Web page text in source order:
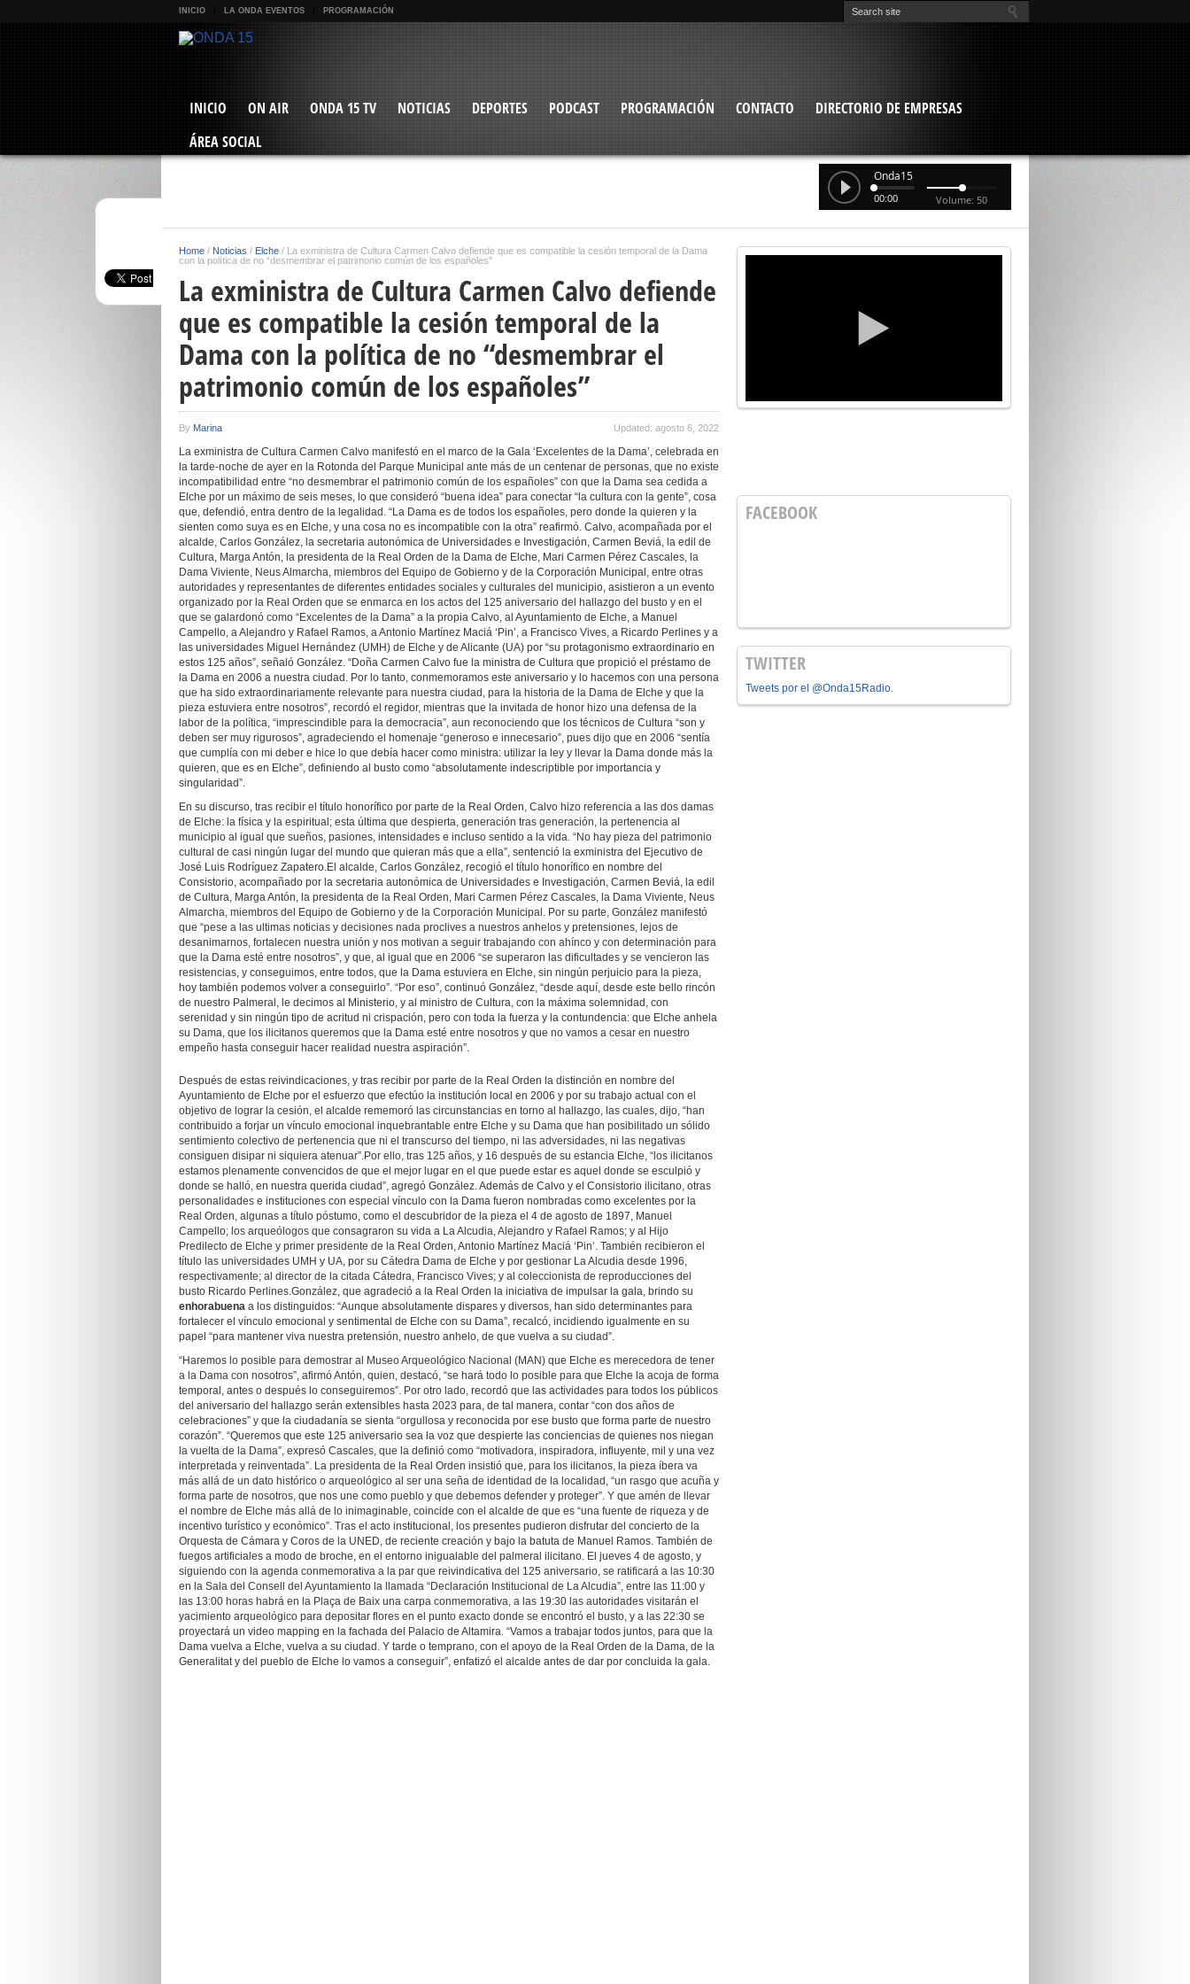
INICIO LA ONDA EVENTOS PROGRAMACIÓN
INICIO ON AIR ONDA 15 TV NOTICIAS DEPORTES PODCAST PROGRAMACIÓN CONTACTO
DIRECTORIO DE EMPRESAS
ÁREA SOCIAL
Onda15
00:00 Volume: 50
Home / Noticias / Elche / La exministra de Cultura Carmen Calvo defiende que es compatible la cesión temporal de la Dama
con la política de no “desmembrar el patrimonio común de los españoles”
La exministra de Cultura Carmen Calvo defiende
que es compatible la cesión temporal de la
Dama con la política de no “desmembrar el
patrimonio común de los españoles”
By Marina Updated: agosto 6, 2022
La exministra de Cultura Carmen Calvo manifestó en el marco de la Gala ‘Excelentes de la Dama’, celebrada en
la tarde-noche de ayer en la Rotonda del Parque Municipal ante más de un centenar de personas, que no existe
incompatibilidad entre “no desmembrar el patrimonio común de los españoles” con que la Dama sea cedida a
Elche por un máximo de seis meses, lo que consideró “buena idea” para conectar “la cultura con la gente”, cosa
que, defendió, entra dentro de la legalidad. “La Dama es de todos los españoles, pero donde la quieren y la
sienten como suya es en Elche, y una cosa no es incompatible con la otra” reafirmó. Calvo, acompañada por el
alcalde, Carlos González, la secretaria autonómica de Universidades e Investigación, Carmen Beviá, la edil de
Cultura, Marga Antón, la presidenta de la Real Orden de la Dama de Elche, Mari Carmen Pérez Cascales, la
Dama Viviente, Neus Almarcha, miembros del Equipo de Gobierno y de la Corporación Municipal, entre otras
autoridades y representantes de diferentes entidades sociales y culturales del municipio, asistieron a un evento
organizado por la Real Orden que se enmarca en los actos del 125 aniversario del hallazgo del busto y en el
que se galardonó como “Excelentes de la Dama” a la propia Calvo, al Ayuntamiento de Elche, a Manuel
Campello, a Alejandro y Rafael Ramos, a Antonio Martínez Maciá ‘Pin’, a Francisco Vives, a Ricardo Perlines y a
las universidades Miguel Hernández (UMH) de Elche y de Alicante (UA) por “su protagonismo extraordinario en
estos 125 años”, señaló González. “Doña Carmen Calvo fue la ministra de Cultura que propició el préstamo de
la Dama en 2006 a nuestra ciudad. Por lo tanto, conmemoramos este aniversario y lo hacemos con una persona
que ha sido extraordinariamente relevante para nuestra ciudad, para la historia de la Dama de Elche y que la
pieza estuviera entre nosotros”, recordó el regidor, mientras que la invitada de honor hizo una defensa de la
labor de la política, “imprescindible para la democracia”, aun reconociendo que los técnicos de Cultura “son y
deben ser muy rigurosos”, agradeciendo el homenaje “generoso e innecesario”, pues dijo que en 2006 “sentía
que cumplía con mi deber e hice lo que debía hacer como ministra: utilizar la ley y llevar la Dama donde más la
quieren, que es en Elche”, definiendo al busto como “absolutamente indescriptible por importancia y
singularidad”.
En su discurso, tras recibir el título honorífico por parte de la Real Orden, Calvo hizo referencia a las dos damas
de Elche: la física y la espiritual; esta última que despierta, generación tras generación, la pertenencia al
municipio al igual que sueños, pasiones, intensidades e incluso sentido a la vida. “No hay pieza del patrimonio
cultural de casi ningún lugar del mundo que quieran más que a ella”, sentenció la exministra del Ejecutivo de
José Luis Rodríguez Zapatero.El alcalde, Carlos González, recogió el título honorífico en nombre del
Consistorio, acompañado por la secretaria autonómica de Universidades e Investigación, Carmen Beviá, la edil
de Cultura, Marga Antón, la presidenta de la Real Orden, Mari Carmen Pérez Cascales, la Dama Viviente, Neus
Almarcha, miembros del Equipo de Gobierno y de la Corporación Municipal. Por su parte, González manifestó
que “pese a las ultimas noticias y decisiones nada proclives a nuestros anhelos y pretensiones, lejos de
desanimarnos, fortalecen nuestra unión y nos motivan a seguir trabajando con ahínco y con determinación para
que la Dama esté entre nosotros”, y que, al igual que en 2006 “se superaron las dificultades y se vencieron las
resistencias, y conseguimos, entre todos, que la Dama estuviera en Elche, sin ningún perjuicio para la pieza,
hoy también podemos volver a conseguirlo”. “Por eso”, continuó González, “desde aquí, desde este bello rincón
de nuestro Palmeral, le decimos al Ministerio, y al ministro de Cultura, con la máxima solemnidad, con
serenidad y sin ningún tipo de acritud ni crispación, pero con toda la fuerza y la contundencia: que Elche anhela
su Dama, que los ilicitanos queremos que la Dama esté entre nosotros y que no vamos a cesar en nuestro
empeño hasta conseguir hacer realidad nuestra aspiración”.
Después de estas reivindicaciones, y tras recibir por parte de la Real Orden la distinción en nombre del
Ayuntamiento de Elche por el esfuerzo que efectúo la institución local en 2006 y por su trabajo actual con el
objetivo de lograr la cesión, el alcalde rememoró las circunstancias en torno al hallazgo, las cuales, dijo, “han
contribuido a forjar un vínculo emocional inquebrantable entre Elche y su Dama que han posibilitado un sólido
sentimiento colectivo de pertenencia que ni el transcurso del tiempo, ni las adversidades, ni las negativas
consiguen disipar ni siquiera atenuar”.Por ello, tras 125 años, y 16 después de su estancia Elche, “los ilicitanos
estamos plenamente convencidos de que el mejor lugar en el que puede estar es aquel donde se esculpió y
donde se halló, en nuestra querida ciudad”, agregó González. Además de Calvo y el Consistorio ilicitano, otras
personalidades e instituciones con especial vínculo con la Dama fueron nombradas como excelentes por la
Real Orden, algunas a título póstumo, como el descubridor de la pieza el 4 de agosto de 1897, Manuel
Campello; los arqueólogos que consagraron su vida a La Alcudia, Alejandro y Rafael Ramos; y al Hijo
Predilecto de Elche y primer presidente de la Real Orden, Antonio Martínez Maciá ‘Pin’. También recibieron el
título las universidades UMH y UA, por su Cátedra Dama de Elche y por gestionar La Alcudia desde 1996,
respectivamente; al director de la citada Cátedra, Francisco Vives; y al coleccionista de reproducciones del
busto Ricardo Perlines.González, que agradeció a la Real Orden la iniciativa de impulsar la gala, brindo su
enhorabuena a los distinguidos: “Aunque absolutamente dispares y diversos, han sido determinantes para
fortalecer el vínculo emocional y sentimental de Elche con su Dama”, recalcó, incidiendo igualmente en su
papel “para mantener viva nuestra pretensión, nuestro anhelo, de que vuelva a su ciudad”.
“Haremos lo posible para demostrar al Museo Arqueológico Nacional (MAN) que Elche es merecedora de tener
a la Dama con nosotros”, afirmó Antón, quien, destacó, “se hará todo lo posible para que Elche la acoja de forma
temporal, antes o después lo conseguiremos”. Por otro lado, recordó que las actividades para todos los públicos
del aniversario del hallazgo serán extensibles hasta 2023 para, de tal manera, contar “con dos años de
celebraciones” y que la ciudadanía se sienta “orgullosa y reconocida por ese busto que forma parte de nuestro
corazón”. “Queremos que este 125 aniversario sea la voz que despierte las conciencias de quienes nos niegan
la vuelta de la Dama”, expresó Cascales, que la definió como “motivadora, inspiradora, influyente, mil y una vez
interpretada y reinventada”. La presidenta de la Real Orden insistió que, para los ilicitanos, la pieza íbera va
más allá de un dato histórico o arqueológico al ser una seña de identidad de la localidad, “un rasgo que acuña y
forma parte de nosotros, que nos une como pueblo y que debemos defender y proteger”. Y que amén de llevar
el nombre de Elche más allá de lo inimaginable, coincide con el alcalde de que es “una fuente de riqueza y de
incentivo turístico y económico”. Tras el acto institucional, los presentes pudieron disfrutar del concierto de la
Orquesta de Cámara y Coros de la UNED, de reciente creación y bajo la batuta de Manuel Ramos. También de
fuegos artificiales a modo de broche, en el entorno inigualable del palmeral ilicitano. El jueves 4 de agosto, y
siguiendo con la agenda conmemorativa a la par que reivindicativa del 125 aniversario, se ratificará a las 10:30
en la Sala del Consell del Ayuntamiento la llamada “Declaración Institucional de La Alcudia”, entre las 11:00 y
las 13:00 horas habrá en la Plaça de Baix una carpa conmemorativa, a las 19:30 las autoridades visitarán el
yacimiento arqueológico para depositar flores en el punto exacto donde se encontró el busto, y a las 22:30 se
proyectará un video mapping en la fachada del Palacio de Altamira. “Vamos a trabajar todos juntos, para que la
Dama vuelva a Elche, vuelva a su ciudad. Y tarde o temprano, con el apoyo de la Real Orden de la Dama, de la
Generalitat y del pueblo de Elche lo vamos a conseguir”, enfatizó el alcalde antes de dar por concluida la gala.
FACEBOOK
TWITTER
Tweets por el @Onda15Radio.